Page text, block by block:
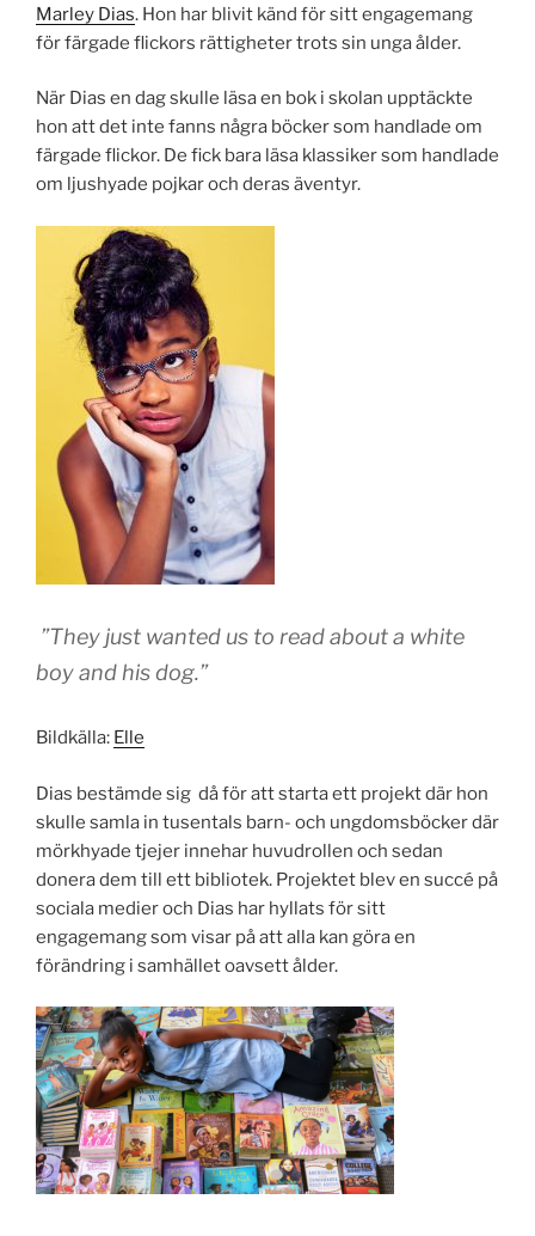
Marley Dias. Hon har blivit känd för sitt engagemang
för färgade flickors rättigheter trots sin unga ålder.
När Dias en dag skulle läsa en bok i skolan upptäckte
hon att det inte fanns några böcker som handlade om
färgade flickor. De fick bara läsa klassiker som handlade
om ljushyade pojkar och deras äventyr.
”They just wanted us to read about a white
boy and his dog.”
Bildkälla: Elle
Dias bestämde sig då för att starta ett projekt där hon
skulle samla in tusentals barn- och ungdomsböcker där
mörkhyade tjejer innehar huvudrollen och sedan
donera dem till ett bibliotek. Projektet blev en succé på
sociala medier och Dias har hyllats för sitt
engagemang som visar på att alla kan göra en
förändring i samhället oavsett ålder.